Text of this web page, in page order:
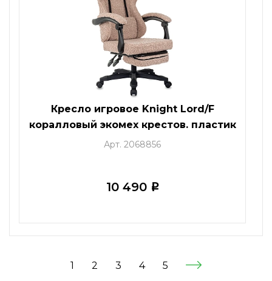
Кресло игровое Knight Lord/F
коралловый экомех крестов. пластик
подст.для ног
Арт. 2068856
10 490 i
1 2 3 4 5